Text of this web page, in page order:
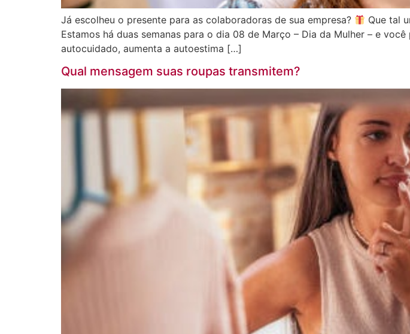
Já escolheu o presente para as colaboradoras de sua empresa?
Que tal
Estamos há duas semanas para o dia 08 de Março – Dia da Mulher – e
autocuidado, aumenta a autoestima […]
Qual mensagem suas roupas transmitem?